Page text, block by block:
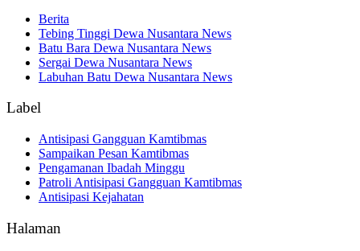
Berita
Tebing Tinggi Dewa Nusantara News
Batu Bara Dewa Nusantara News
Sergai Dewa Nusantara News
Labuhan Batu Dewa Nusantara News
Label
Antisipasi Gangguan Kamtibmas
Sampaikan Pesan Kamtibmas
Pengamanan Ibadah Minggu
Patroli Antisipasi Gangguan Kamtibmas
Antisipasi Kejahatan
Halaman